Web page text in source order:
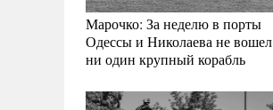
Марочко: За неделю в порты
Одессы и Николаева не вошел
ни один крупный корабль